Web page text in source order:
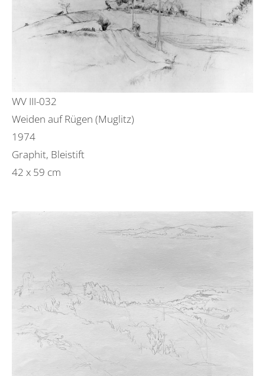
WV III-032
Weiden auf Rügen (Muglitz)
1974
Graphit, Bleistift
42 x 59 cm